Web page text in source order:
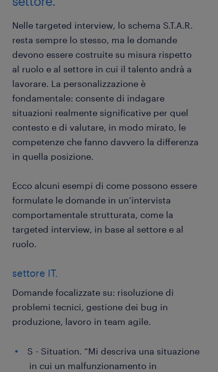
Nelle targeted interview, lo schema S.T.A.R.
resta sempre lo stesso, ma le domande
devono essere costruite su misura rispetto
al ruolo e al settore in cui il talento andrà a
lavorare. La personalizzazione è
fondamentale: consente di indagare
situazioni realmente significative per quel
contesto e di valutare, in modo mirato, le
competenze che fanno davvero la differenza
in quella posizione.
Ecco alcuni esempi di come possono essere
formulate le domande in un’intervista
comportamentale strutturata, come la
targeted interview, in base al settore e al
ruolo.
settore IT.
Domande focalizzate su: risoluzione di
problemi tecnici, gestione dei bug in
produzione, lavoro in team agile.
S - Situation. “Mi descriva una situazione
in cui un malfunzionamento in